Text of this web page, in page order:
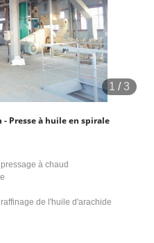
1 /3
Presse à huile en spirale
à chaud
de l'huile d'arachide